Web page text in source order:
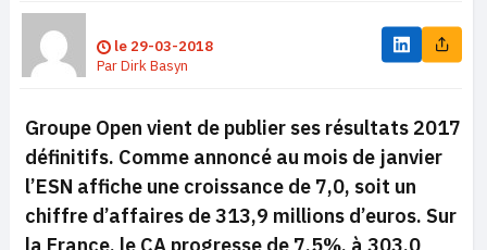
le 29-03-2018
ParDirk Basyn
Groupe Open vient de publier ses résultats 2017
définitifs. Comme annoncé au mois de janvier
l’ESN affiche une croissance de 7,0, soit un
chiffre d’affaires de 313,9 millions d’euros. Sur
la France, le CA progresse de 7,5%, à 303,0